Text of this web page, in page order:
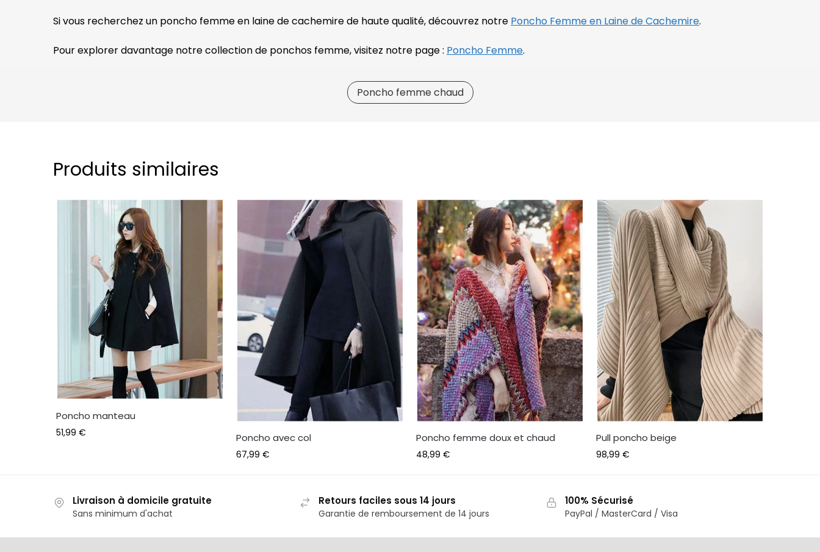
Si vous recherchez un poncho femme en laine de cachemire de haute qualité, découvrez notre Poncho Femme en Laine de Cachemire.
Pour explorer davantage notre collection de ponchos femme, visitez notre page : Poncho Femme.
Poncho femme chaud
Produits similaires
Poncho manteau
51,99€ Poncho avec col
67,99 €
Poncho femme doux et chaud
48,99 €
Pull poncho beige
98,99 €
Livraison à domicile gratuite
Sans minimum d'achat
Retours faciles sous 14 jours
Garantie de remboursement de 14 jours
100% Sécurisé
PayPal / MasterCard / Visa